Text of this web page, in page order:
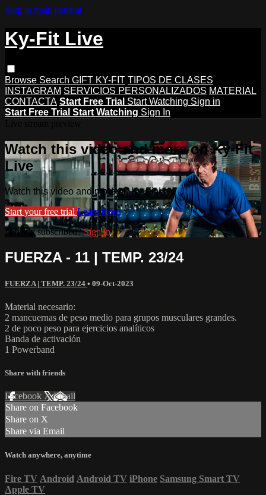
Skip to main content
Ky-Fit Live
Browse Search GIFT KY-FIT TIPOS DE CLASES
INSTAGRAM SERVICIOS PERSONALIZADOS MATERIAL
CONTACTA Start Free Trial Start Watching Sign in
Start Free Trial Start Watching Sign In
Watch this video and more on Ky-Fit
Live
Watch this video and more on Ky-Fit Live
Start your free trial Learn more
Already subscribed?Sign in
FUERZA - 11 | TEMP. 23/24
FUERZA | TEMP. 23/24 • 09-Oct-2023
Material necesario:
2 mancuernas de peso medio para grupos musculares grandes.
2 de poco peso para ejercicios analíticos
Banda de activación
1 Powerband
Share with friends
Facebook XEmail
Share on Facebook
Share on X
Share via Email
Watch anywhere, anytime
Fire TV Android Android TV iPhone Samsung Smart TV
Apple TV